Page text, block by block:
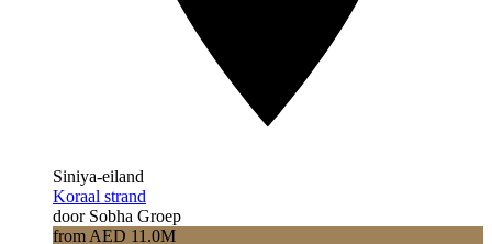
Siniya-eiland
Koraal strand
door Sobha Groep
from AED 11.0M